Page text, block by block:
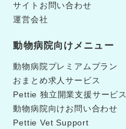
サイトお問い合わせ
運営会社
動物病院向けメニュー
動物病院プレミアムプラン
おまとめ求人サービス
Pettie 独立開業支援サービス
動物病院向けお問い合わせ
Pettie Vet Support